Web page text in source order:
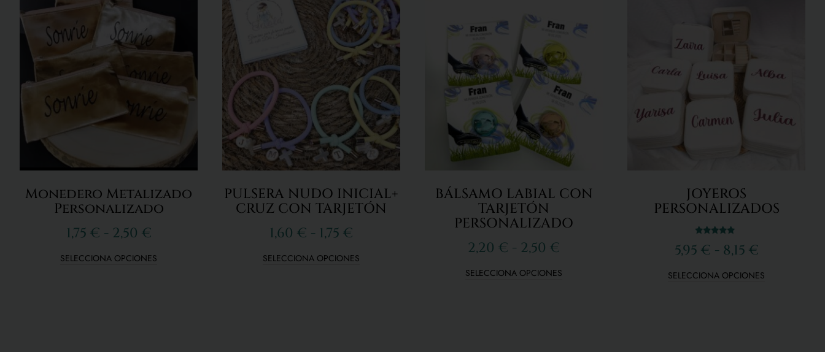
Monedero Metalizado
Personalizado
1,75 € - 2,50 €
SELECCIONA OPCIONES
PULSERA NUDO INICIAL+
CRUZ CON TARJETÓN
1,60 € - 1,75 €
SELECCIONA OPCIONES
BÁLSAMO LABIAL CON
TARJETÓN
PERSONALIZADO
2,20 € - 2,50 €
SELECCIONA OPCIONES
JOYEROS
PERSONALIZADOS
con
5.00
5,95 € - 8,15 €
SELECCIONA OPCIONES